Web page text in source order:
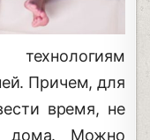
технологиям
Причем, для
время, не
дома. Можно